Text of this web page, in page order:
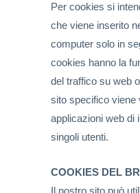
Per cookies si
che viene inserito
computer solo in
cookies hanno la
del traffico su web
sito specifico viene
applicazioni web di
singoli utenti.
COOKIES DEL
Il nostro sito può